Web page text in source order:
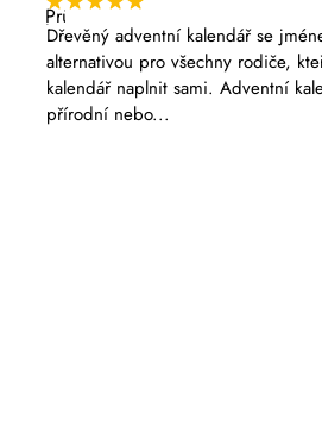
Průměrné
hodnocení
produktu
je
5,0
z
5
hvězdiček.
Dřevěný adventní kalendář se
alternativou pro všechny rodiče,
kalendář naplnit sami. Adventní
přírodní nebo...